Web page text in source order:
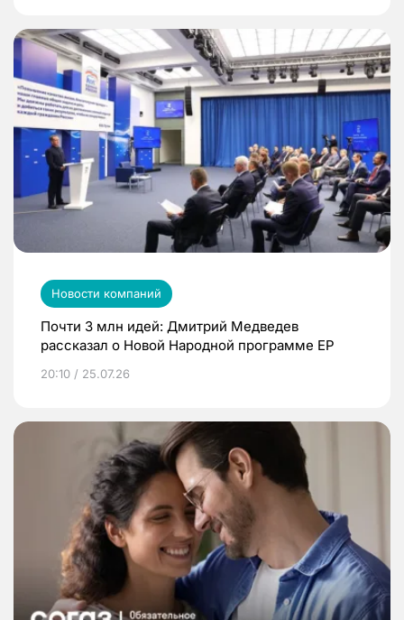
Новости компаний
Почти 3 млн идей: Дмитрий Медведев
рассказал о Новой Народной программе ЕР
20:10 / 25.07.26